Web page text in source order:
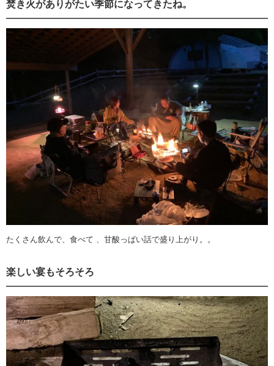
焚き火がありがたい季節になってきたね。
たくさん飲んで、食べて 、甘酸っぱい話で盛り上がり。。
楽しい宴もそろそろ